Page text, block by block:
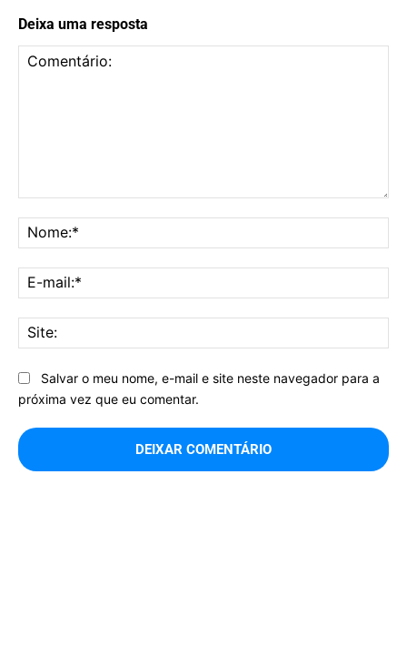
Deixa uma resposta
Salvar o meu nome, e-mail e site neste navegador para a
próxima vez que eu comentar.